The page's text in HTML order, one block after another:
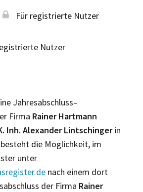
Für registrierte Nutzer
Nutzer
Jahresabschluss–
Firma Rainer Hartmann
Inh. Alexander Lintschingerin
die Möglichkeit, im
unter
nach einem dort
der Firma Rainer